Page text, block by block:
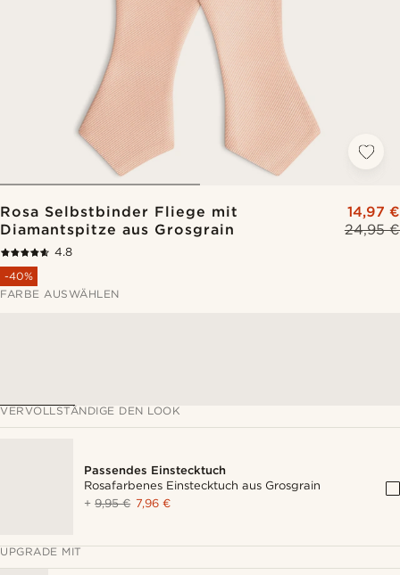
Rosa Selbstbinder Fliege mit
Diamantspitze aus Grosgrain
24,95 €
14,97 €
4.8
-40%
FARBE AUSWÄHLEN
VERVOLLSTÄNDIGE DEN LOOK
Passendes Einstecktuch
Rosafarbenes Einstecktuch aus Grosgrain
+9,95 € 7,96 €
UPGRADE MIT